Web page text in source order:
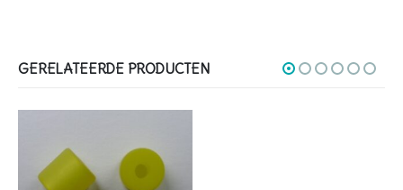
GERELATEERDE PRODUCTEN